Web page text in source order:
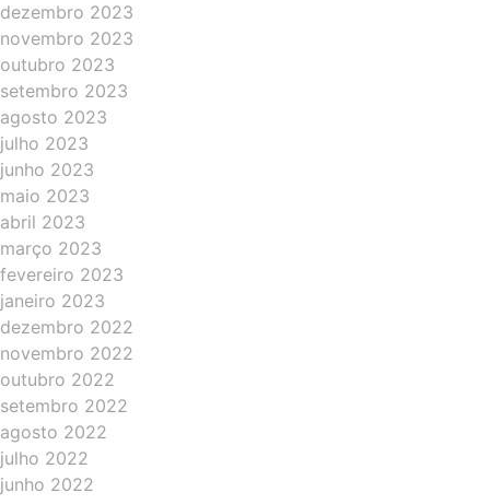
dezembro 2023
novembro 2023
outubro 2023
setembro 2023
agosto 2023
julho 2023
junho 2023
maio 2023
abril 2023
março 2023
fevereiro 2023
janeiro 2023
dezembro 2022
novembro 2022
outubro 2022
setembro 2022
agosto 2022
julho 2022
junho 2022